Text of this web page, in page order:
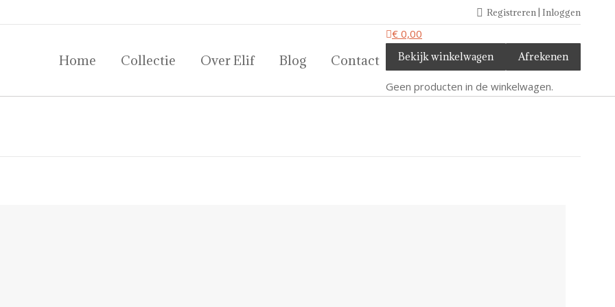
Registreren | Inloggen
Home Collectie Over Elif Blog Contact
€ 0,00
Bekijk winkelwagen Afrekenen
Geen producten in de winkelwagen.